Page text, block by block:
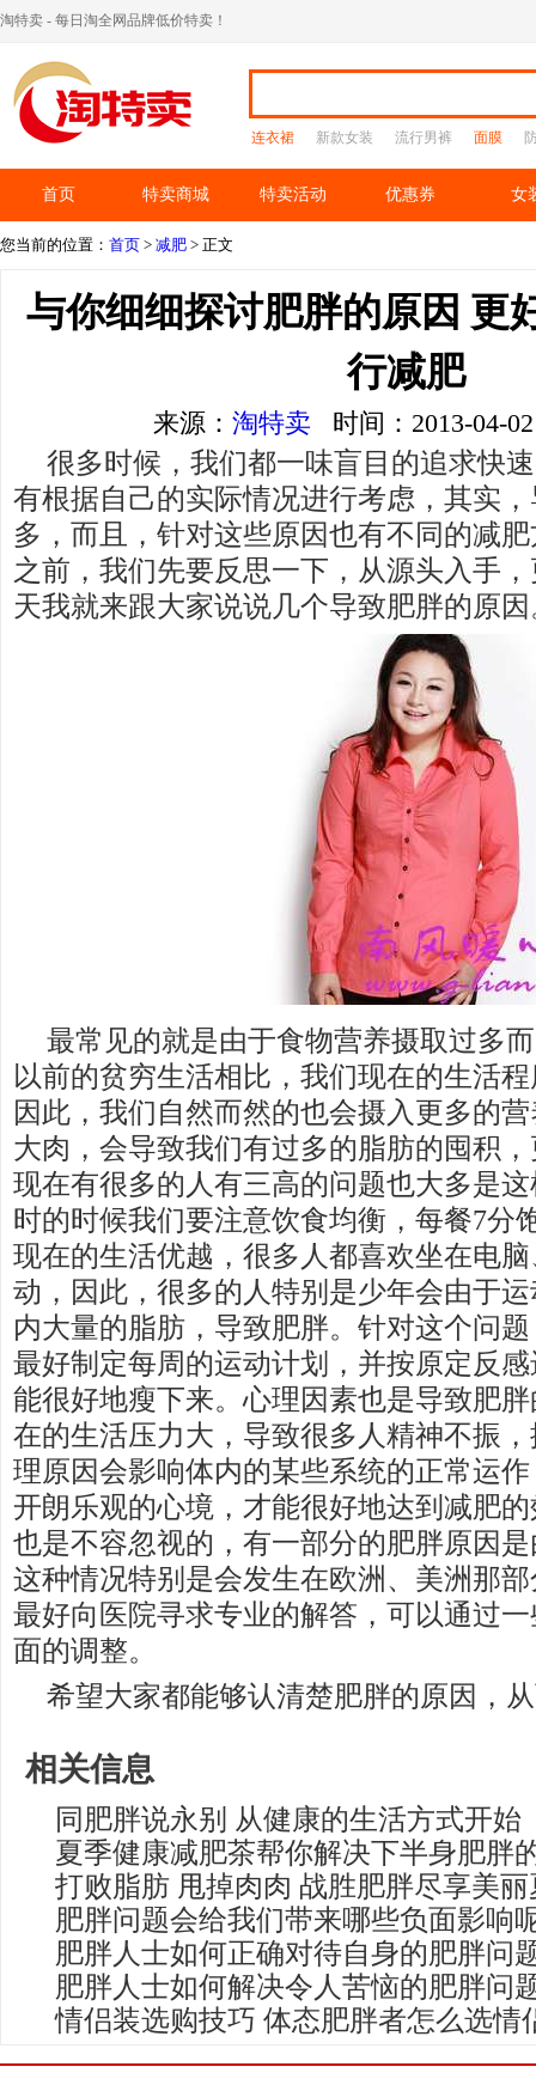
淘特卖 - 每日淘全网品牌低价特卖！
连衣裙 新款女装 流行男裤 面膜
首页 特卖商城 特卖活动 优惠券 女
您当前的位置： 首页 > 减肥 > 正文
与你细细探讨肥胖的原因 更
行减肥
来源： 淘特卖 时间：2013-04-
很多时候，我们都一味盲目的追求快
有根据自己的实际情况进行考虑，其实
多，而且，针对这些原因也有不同的减
之前，我们先要反思一下，从源头入手
天我就来跟大家说说几个导致肥胖的原因
最常见的就是由于食物营养摄取过多
以前的贫穷生活相比，我们现在的生活
因此，我们自然而然的也会摄入更多的
大肉，会导致我们有过多的脂肪的囤积
现在有很多的人有三高的问题也大多是
时的时候我们要注意饮食均衡，每餐7分
现在的生活优越，很多人都喜欢坐在电
动，因此，很多的人特别是少年会由于
内大量的脂肪，导致肥胖。针对这个问
最好制定每周的运动计划，并按原定反
能很好地瘦下来。心理因素也是导致肥
在的生活压力大，导致很多人精神不振
理原因会影响体内的某些系统的正常运
开朗乐观的心境，才能很好地达到减肥
也是不容忽视的，有一部分的肥胖原因
这种情况特别是会发生在欧洲、美洲那
最好向医院寻求专业的解答，可以通过
面的调整。
希望大家都能够认清楚肥胖的原因，
相关信息
同肥胖说永别 从健康的生活方式开始
夏季健康减肥茶帮你解决下半身肥胖
打败脂肪 甩掉肉肉 战胜肥胖尽享美丽
肥胖问题会给我们带来哪些负面影响
肥胖人士如何正确对待自身的肥胖问
肥胖人士如何解决令人苦恼的肥胖问
情侣装选购技巧 体态肥胖者怎么选情